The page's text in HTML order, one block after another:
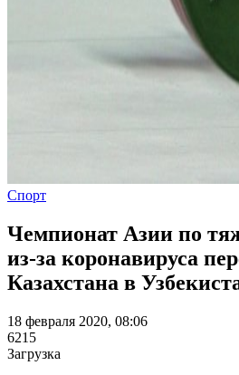
Спорт
Чемпионат Азии по
из-за коронавируса
Казахстана в
18 февраля 2020, 08:06
6215
Загрузка